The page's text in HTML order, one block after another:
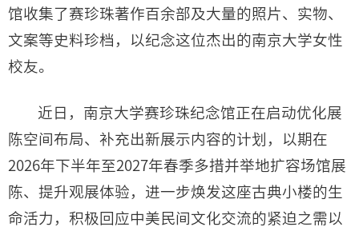
馆收集了赛珍珠著作百余部及大量的照片、实物、
文案等史料珍档，以纪念这位杰出的南京大学女性
校友。
近日，南京大学赛珍珠纪念馆正在启动优化展
陈空间布局、补充出新展示内容的计划，以期在
2026年下半年至2027年春季多措并举地扩容场馆展
陈、提升观展体验，进一步焕发这座古典小楼的生
命活力，积极回应中美民间文化交流的紧迫之需以